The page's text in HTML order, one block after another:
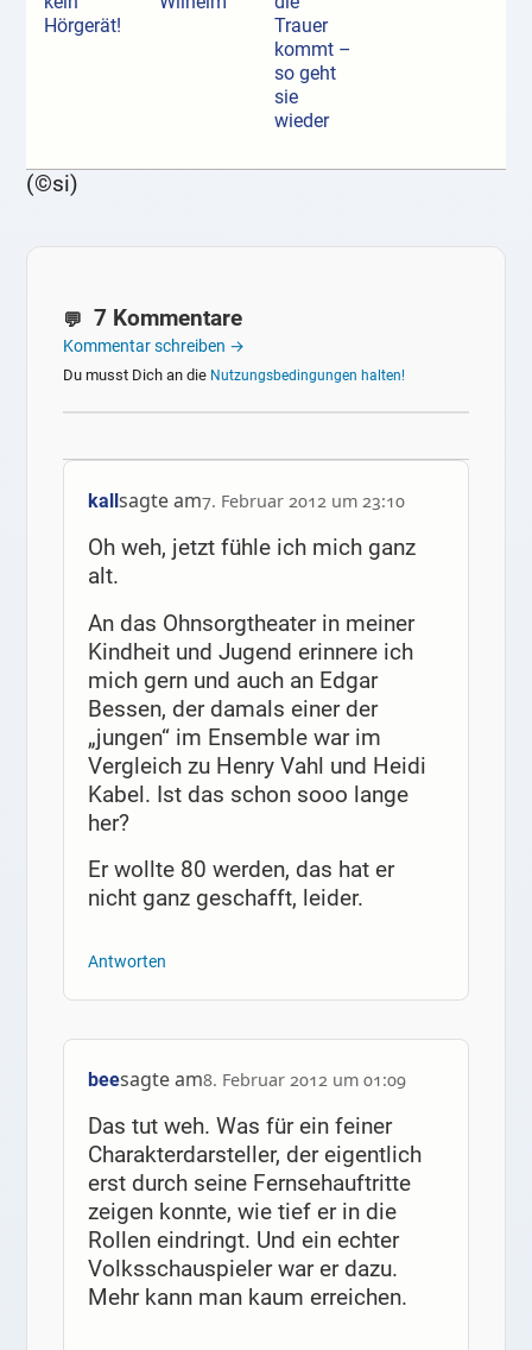
Hörgerät!
Trauer
kommt –
so geht
sie
wieder
(©si)
7 Kommentare
Kommentar schreiben →
Du musst Dich an die Nutzungsbedingungen halten!
kallsagte am7. Februar 2012 um 23:10
Oh weh, jetzt fühle ich mich ganz
alt.
An das Ohnsorgtheater in meiner
Kindheit und Jugend erinnere ich
mich gern und auch an Edgar
Bessen, der damals einer der
„jungen“ im Ensemble war im
Vergleich zu Henry Vahl und Heidi
Kabel. Ist das schon sooo lange
her?
Er wollte 80 werden, das hat er
nicht ganz geschafft, leider.
Antworten
beesagte am8. Februar 2012 um 01:09
Das tut weh. Was für ein feiner
Charakterdarsteller, der eigentlich
erst durch seine Fernsehauftritte
zeigen konnte, wie tief er in die
Rollen eindringt. Und ein echter
Volksschauspieler war er dazu.
Mehr kann man kaum erreichen.